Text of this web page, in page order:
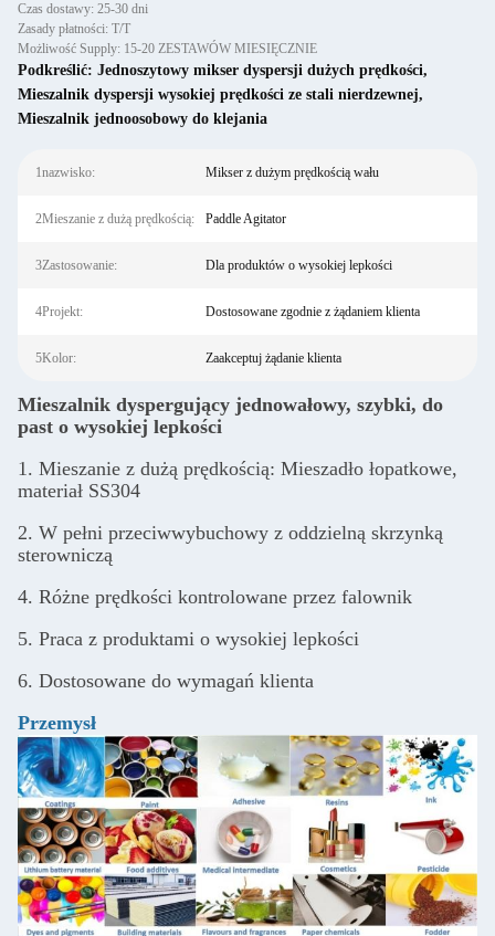
Czas dostawy: 25-30 dni
Zasady płatności: T/T
Możliwość Supply: 15-20 ZESTAWÓW MIESIĘCZNIE
Podkreślić: Jednoszytowy mikser dyspersji dużych prędkości,
Mieszalnik dyspersji wysokiej prędkości ze stali nierdzewnej,
Mieszalnik jednoosobowy do klejania
1nazwisko: Mikser z dużym prędkością wału
2Mieszanie z dużą prędkością: Paddle Agitator
3Zastosowanie: Dla produktów o wysokiej lepkości
4Projekt: Dostosowane zgodnie z żądaniem klienta
5Kolor: Zaakceptuj żądanie klienta
Mieszalnik dyspergujący jednowałowy, szybki, do
past o wysokiej lepkości
1. Mieszanie z dużą prędkością: Mieszadło łopatkowe,
materiał SS304
2. W pełni przeciwwybuchowy z oddzielną skrzynką
sterowniczą
4. Różne prędkości kontrolowane przez falownik
5. Praca z produktami o wysokiej lepkości
6. Dostosowane do wymagań klienta
Przemysł